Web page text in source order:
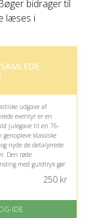
bidrager til
læses i
udgave af
eventyr er en
julegave til en 76-
klassiske
nyde de detaljerede
Den røde
med guldtryk gør
1-3 hverdage -
250kr
IDE